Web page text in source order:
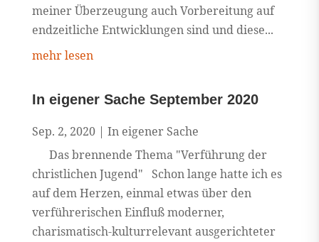
meiner Überzeugung auch Vorbereitung auf
endzeitliche Entwicklungen sind und diese...
mehr lesen
In eigener Sache September 2020
Sep. 2, 2020| In eigener Sache
Das brennende Thema "Verführung der
christlichen Jugend" Schon lange hatte ich es
auf dem Herzen, einmal etwas über den
verführerischen Einfluß moderner,
charismatisch-kulturrelevant ausgerichteter